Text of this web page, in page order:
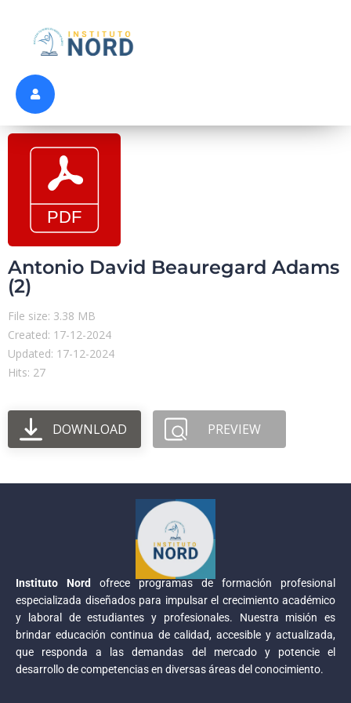
Antonio David Beauregard Adams
(2)
File size: 3.38 MB
Created: 17-12-2024
Updated: 17-12-2024
Hits: 27
DOWNLOAD PREVIEW
Instituto Nord
ofrece programas de formación profesional
especializada diseñados para impulsar el crecimiento académico
y laboral de estudiantes y profesionales. Nuestra misión es
brindar educación continua de calidad, accesible y actualizada,
que responda a las demandas del mercado y potencie el
desarrollo de competencias en diversas áreas del conocimiento.